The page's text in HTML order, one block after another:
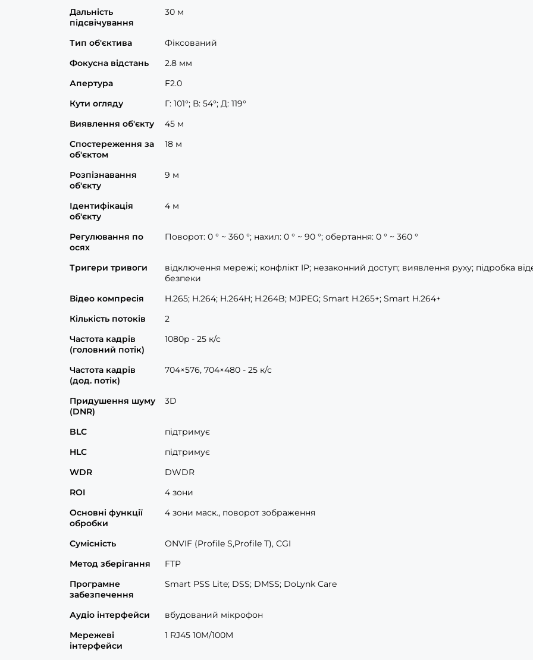
Дальність
підсвічування
30 м
Тип об'єктива
Фіксований
Фокусна відстань
2.8 мм
Апертура
F2.0
Кути огляду
Г: 101°; В: 54°; Д: 119°
Виявлення об'єкту
45 м
Спостереження за
об'єктом
18 м
Розпізнавання
об'єкту
9 м
Ідентифікація
об'єкту
4 м
Регулювання по
осях
Поворот: 0 ° ~ 360 °; нахил: 0 ° ~ 90 °; обертання: 0 ° ~ 360 °
Тригери тривоги
відключення мережі; конфлікт IP; незаконний доступ; виявлення руху; підробка
безпеки
Відео компресія
H.265; H.264; H.264H; H.264B; MJPEG; Smart H.265+; Smart H.264+
Кількість потоків
2
Частота кадрів
(головний потік)
1080p - 25 к/с
Частота кадрів
(дод. потік)
704×576, 704×480 - 25 к/с
Придушення шуму
(DNR)
3D
BLC
підтримує
HLC
підтримує
WDR
DWDR
ROI
4 зони
Основні функції
обробки
4 зони маск., поворот зображення
Сумісність
ONVIF (Profile S,Profile T), CGI
Метод зберігання
FTP
Програмне
забезпечення
Smart PSS Lite; DSS; DMSS; DoLynk Care
Аудіо інтерфейси
вбудований мікрофон
Мережеві
інтерфейси
1 RJ45 10M/100M